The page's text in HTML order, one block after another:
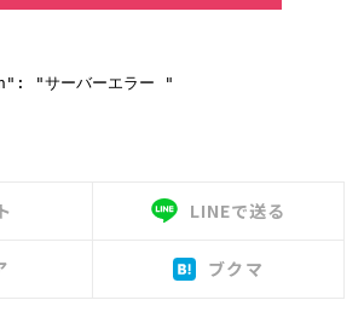
LINEで送る
ブクマ